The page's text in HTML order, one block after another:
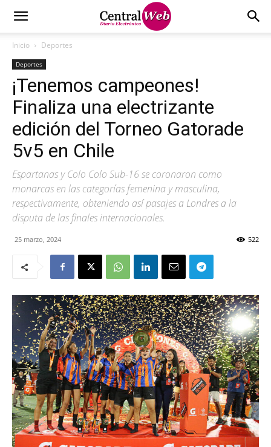
Inicio Deportes
Deportes
¡Tenemos campeones!
Finaliza una electrizante
edición del Torneo Gatorade
5v5 en Chile
Espartanas y Colo Colo Sub-16 se coronaron como
monarcas en las categorías femenina y masculina,
respectivamente, obteniendo así pasajes a Londres a la
disputa de las finales internacionales.
25 marzo, 2024 522